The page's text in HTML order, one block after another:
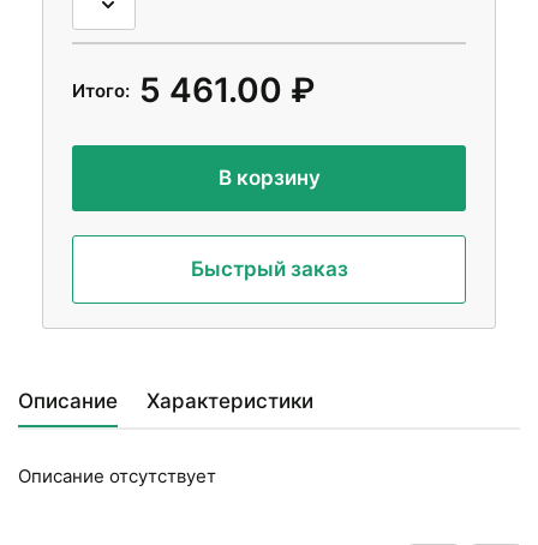
Итого: 5 461.00 ₽
В корзину
Быстрый заказ
Описание Характеристики
Описание отсутствует